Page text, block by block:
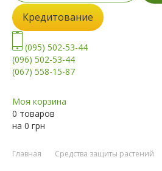
Кредитование
(095) 502-53-44
(096) 502-53-44
(067) 558-15-87
Моя корзина
0 товаров
на 0 грн
Главная Средства защиты растений